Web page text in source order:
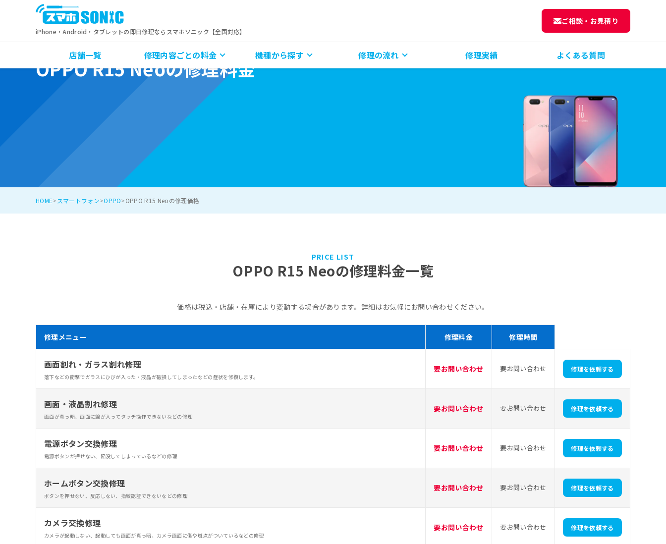
iPhone・Android・タブレットの即日修理ならスマホソニック【全国対応】
ご相談・お見積り
店舗一覧 修理内容ごとの料金 機種から探す 修理の流れ 修理実績 よくある質問
OPPO R15 Neoの修理料金
HOME スマートフォン OPPO OPPO R15 Neoの修理価格
PRICE LIST
OPPO R15 Neoの修理料金一覧
価格は税込・店舗・在庫により変動する場合があります。詳細はお気軽にお問い合わせください。
修理メニュー 修理料金 修理時間
画面割れ・ガラス割れ修理
落下などの衝撃でガラスにひびが入った・液晶が破損してしまったなどの症状を修復します。
要お問い合わせ 要お問い合わせ 修理を依頼する
画面・液晶割れ修理
画面が真っ暗、画面に線が入ってタッチ操作できないなどの修理
要お問い合わせ 要お問い合わせ 修理を依頼する
電源ボタン交換修理
電源ボタンが押せない、陥没してしまっているなどの修理
要お問い合わせ 要お問い合わせ 修理を依頼する
ホームボタン交換修理
ボタンを押せない、反応しない、指紋認証できないなどの修理
要お問い合わせ 要お問い合わせ 修理を依頼する
カメラ交換修理
カメラが起動しない、起動しても画面が真っ暗、カメラ画面に傷や斑点がついているなどの修理
要お問い合わせ 要お問い合わせ 修理を依頼する